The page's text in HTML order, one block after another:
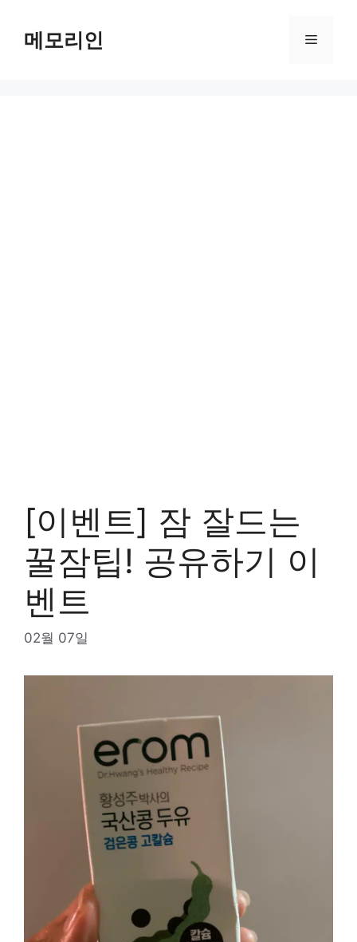
content메모리인 Menu
[이벤트] 잠 잘드는
꿀잠팁! 공유하기 이
벤트
02월 07일